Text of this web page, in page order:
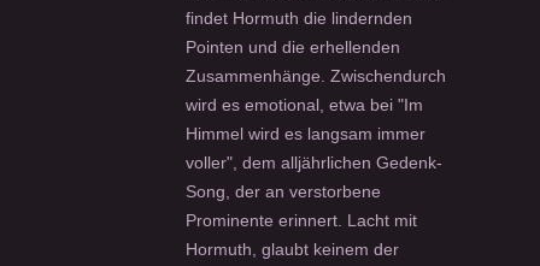
findet Hormuth die lindernden
Pointen und die erhellenden
Zusammenhänge. Zwischendurch
wird es emotional, etwa bei "Im
Himmel wird es langsam immer
voller", dem alljährlichen Gedenk-
Song, der an verstorbene
Prominente erinnert. Lacht mit
Hormuth, glaubt keinem der